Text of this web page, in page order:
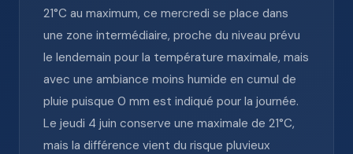
21°C au maximum, ce mercredi se place dans
une zone intermédiaire, proche du niveau prévu
le lendemain pour la température maximale, mais
avec une ambiance moins humide en cumul de
pluie puisque 0 mm est indiqué pour la journée.
Le jeudi 4 juin conserve une maximale de 21°C,
mais la différence vient du risque pluvieux